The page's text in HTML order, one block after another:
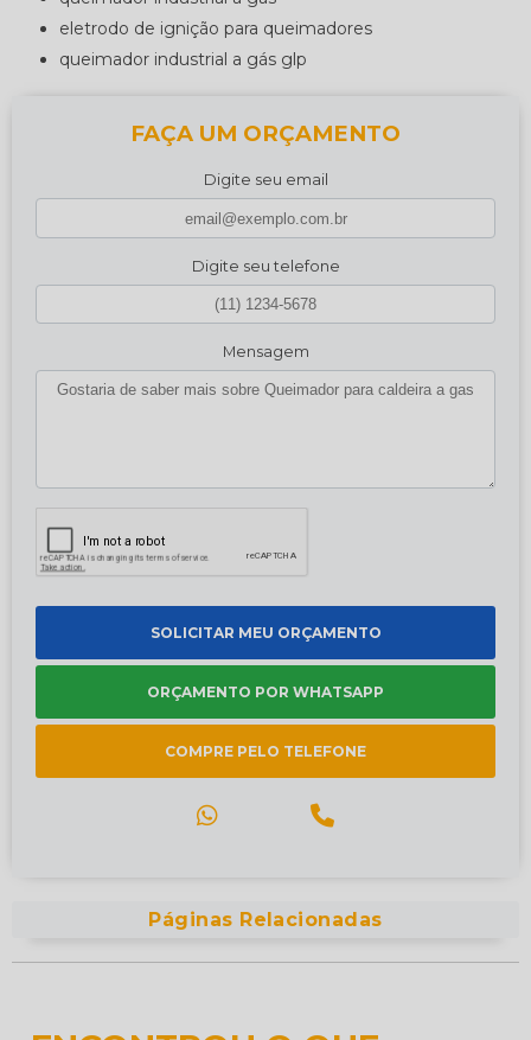
eletrodo de ignição para queimadores
queimador industrial a gás glp
FAÇA UM ORÇAMENTO
Digite seu email
Digite seu telefone
Mensagem
SOLICITAR MEU ORÇAMENTO
ORÇAMENTO POR WHATSAPP
COMPRE PELO TELEFONE
Páginas Relacionadas